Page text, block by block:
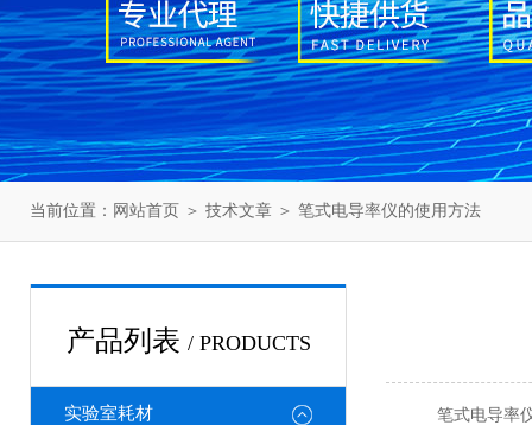
当前位置： 网站首页 ＞ 技术文章 ＞ 笔式电导率仪的使用方法
产品列表 / PRODUCTS
实验室耗材
笔式电导率